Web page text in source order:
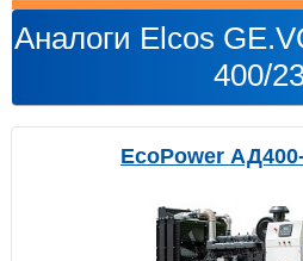
Аналоги Elcos
400/
EcoPower